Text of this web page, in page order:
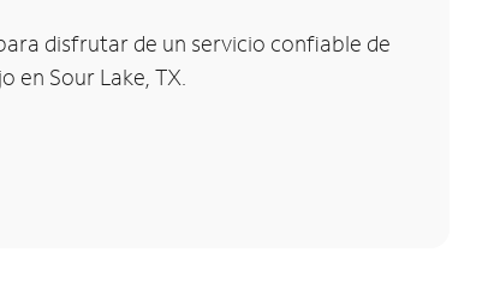
disfrutar de un servicio confiable de
en Sour Lake, TX.